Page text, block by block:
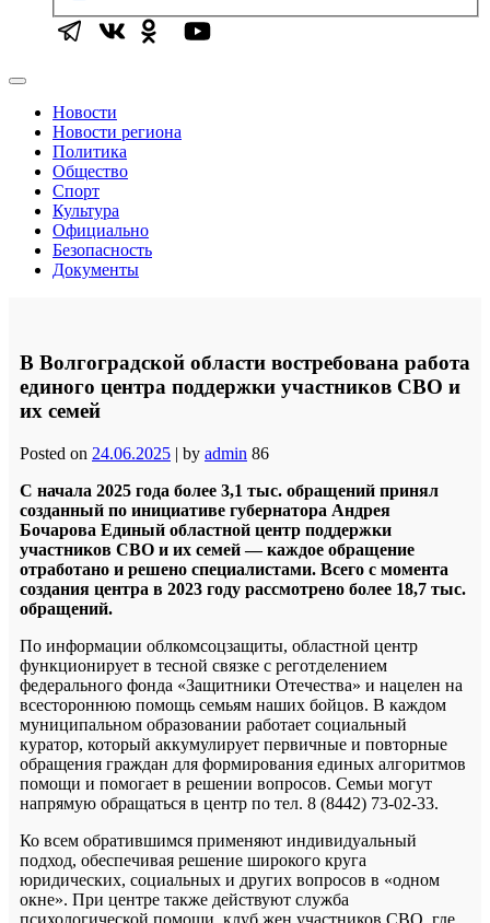
Новости
Новости региона
Политика
Общество
Спорт
Культура
Официально
Безопасность
Документы
В Волгоградской области востребована работа
единого центра поддержки участников СВО и
их семей
Posted on 24.06.2025 | by admin 86
С начала 2025 года более 3,1 тыс. обращений принял
созданный по инициативе губернатора Андрея
Бочарова Единый областной центр поддержки
участников СВО и их семей — каждое обращение
отработано и решено специалистами. Всего с момента
создания центра в 2023 году рассмотрено более 18,7 тыс.
обращений.
По информации облкомсоцзащиты, областной центр
функционирует в тесной связке с реготделением
федерального фонда «Защитники Отечества» и нацелен на
всестороннюю помощь семьям наших бойцов. В каждом
муниципальном образовании работает социальный
куратор, который аккумулирует первичные и повторные
обращения граждан для формирования единых алгоритмов
помощи и помогает в решении вопросов. Семьи могут
напрямую обращаться в центр по тел. 8 (8442) 73-02-33.
Ко всем обратившимся применяют индивидуальный
подход, обеспечивая решение широкого круга
юридических, социальных и других вопросов в «одном
окне». При центре также действуют служба
психологической помощи, клуб жен участников СВО, где